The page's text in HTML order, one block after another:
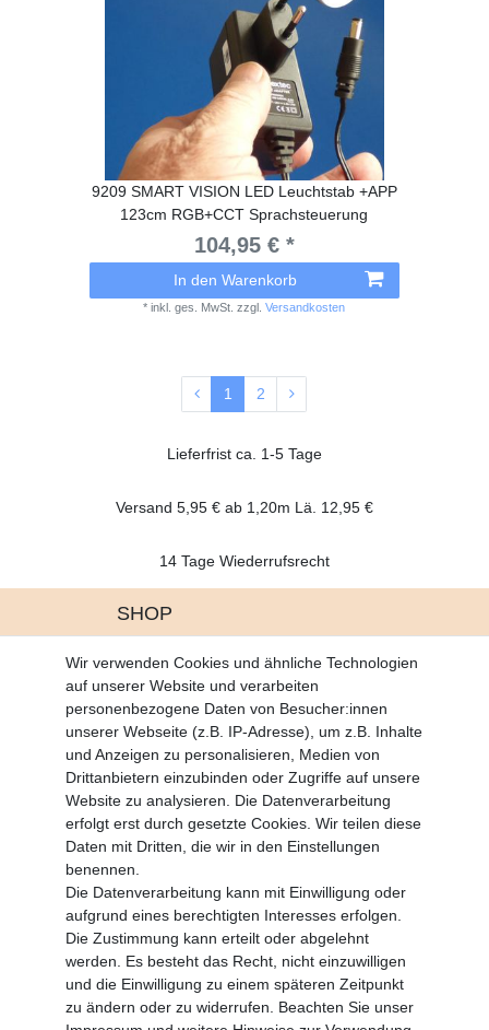
9209 SMART VISION LED Leuchtstab +APP
123cm RGB+CCT Sprachsteuerung
104,95 € *
In den Warenkorb
*inkl. ges. MwSt. zzgl.Versandkosten
1 2
Lieferfrist ca. 1-5 Tage
Versand 5,95 € ab 1,20m Lä. 12,95 €
14 Tage Wiederrufsrecht
SHOP
Battrerie Gesetz
Fragen und Antworten
Zahlungsarten
MEIN KONTO
Altgeräte Verordnung
Login
Registrieren
Vertrag widerrufen
SERVICE
Info Material als PDF
Versand
Wir verwenden Cookies und ähnliche Technologien
auf unserer Website und verarbeiten
personenbezogene Daten von Besucher:innen
unserer Webseite (z.B. IP-Adresse), um z.B. Inhalte
und Anzeigen zu personalisieren, Medien von
Drittanbietern einzubinden oder Zugriffe auf unsere
Website zu analysieren. Die Datenverarbeitung
erfolgt erst durch gesetzte Cookies. Wir teilen diese
Daten mit Dritten, die wir in den Einstellungen
benennen.
Die Datenverarbeitung kann mit Einwilligung oder
aufgrund eines berechtigten Interesses erfolgen.
Die Zustimmung kann erteilt oder abgelehnt
werden. Es besteht das Recht, nicht einzuwilligen
und die Einwilligung zu einem späteren Zeitpunkt
zu ändern oder zu widerrufen. Beachten Sie unser